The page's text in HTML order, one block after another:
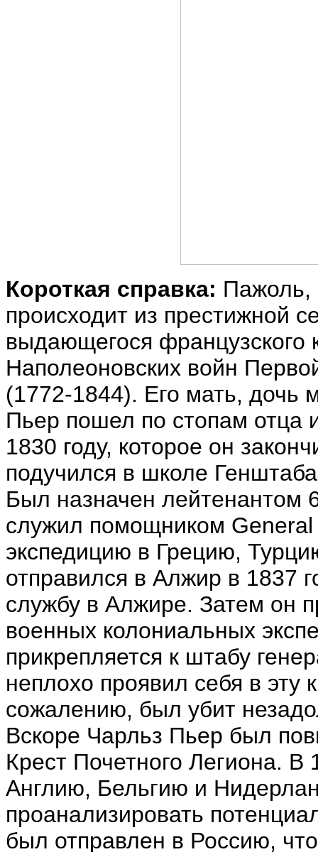
Короткая справка: Пажоль,
происходит из престижной
выдающегося французского
Наполеоновских войн
(1772-1844). Его мать,
Пьер пошел по стопам отца
1830 году, которое он
подучился в школе
Был назначен лейтенантом
служил помощником
экспедицию в Грецию,
отправился в Алжир в 1837
службу в Алжире. Затем он
военных колониальных
прикрепляется к штабу
неплохо проявил себя в эту
сожалению, был убит
Вскоре Чарльз Пьер был
Крест Почетного Легиона. В
Англию, Бельгию и
проанализировать
был отправлен в Россию,